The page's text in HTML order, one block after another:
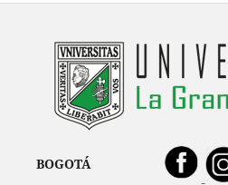
BOGOTÁ